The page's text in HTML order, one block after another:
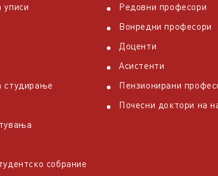
студирање
собрание
Редовни професори
Вонредни професори
Доценти
Асистенти
Пензионирани
Почесни доктори на